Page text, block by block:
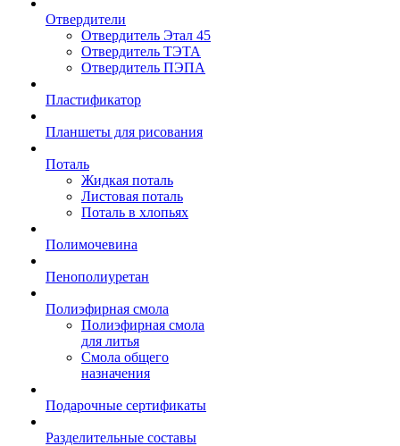
Отвердители
Отвердитель Этал 45
Отвердитель ТЭТА
Отвердитель ПЭПА
Пластификатор
Планшеты для рисования
Поталь
Жидкая поталь
Листовая поталь
Поталь в хлопьях
Полимочевина
Пенополиуретан
Полиэфирная смола
Полиэфирная смола
для литья
Смола общего
назначения
Подарочные сертификаты
Разделительные составы